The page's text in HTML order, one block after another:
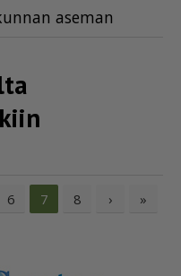
ase­man
6 7 8 › »